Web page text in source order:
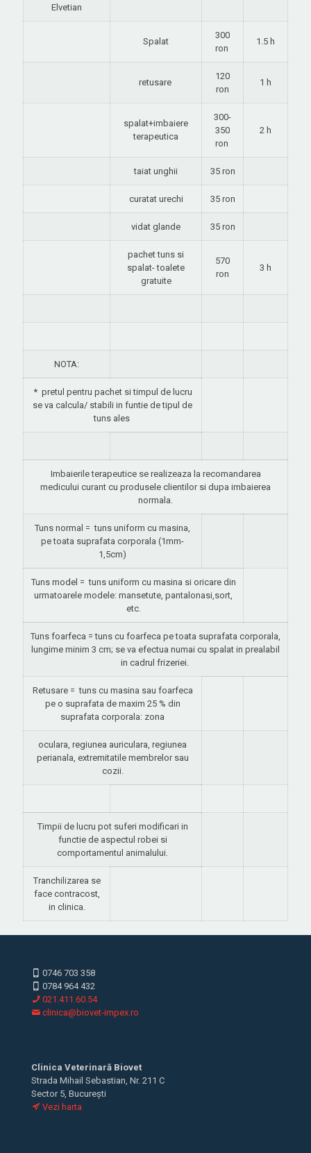
Elvetian
Spalat
300
ron
1.5 h
retusare
120
ron
1 h
spalat+imbaiere
terapeutica
300-
350
ron
2 h
taiat unghii 35 ron
curatat urechi 35 ron
vidat glande 35 ron
pachet tuns si
spalat- toalete
gratuite
570
ron
3 h
NOTA:
* pretul pentru pachet si timpul de lucru
se va calcula/ stabili in funtie de tipul de
tuns ales
Imbaierile terapeutice se realizeaza la recomandarea
medicului curant cu produsele clientilor si dupa imbaierea
normala.
Tuns normal = tuns uniform cu masina,
pe toata suprafata corporala (1mm-
1,5cm)
Tuns model = tuns uniform cu masina si oricare din
urmatoarele modele: mansetute, pantalonasi,sort,
etc.
Tuns foarfeca = tuns cu foarfeca pe toata suprafata corporala,
lungime minim 3 cm; se va efectua numai cu spalat in prealabil
in cadrul frizeriei.
Retusare = tuns cu masina sau foarfeca
pe o suprafata de maxim 25 % din
suprafata corporala: zona
oculara, regiunea auriculara, regiunea
perianala, extremitatile membrelor sau
cozii.
Timpii de lucru pot suferi modificari in
functie de aspectul robei si
comportamentul animalului.
Tranchilizarea se
face contracost,
in clinica.
0746 703 358
0784 964 432
021.411.60.54
clinica@biovet-impex.ro
Clinica Veterinară Biovet
Strada Mihail Sebastian, Nr. 211 C
Sector 5, București
Vezi harta